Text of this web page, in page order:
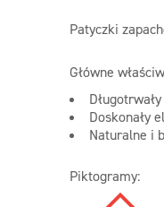
Patyczki
Główne
Doskonały
Naturalne i
Piktogramy: